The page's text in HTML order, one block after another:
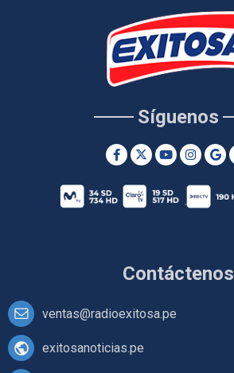
Contáctenos
ventas@radioexitosa.pe
exitosanoticias.pe
Síguenos